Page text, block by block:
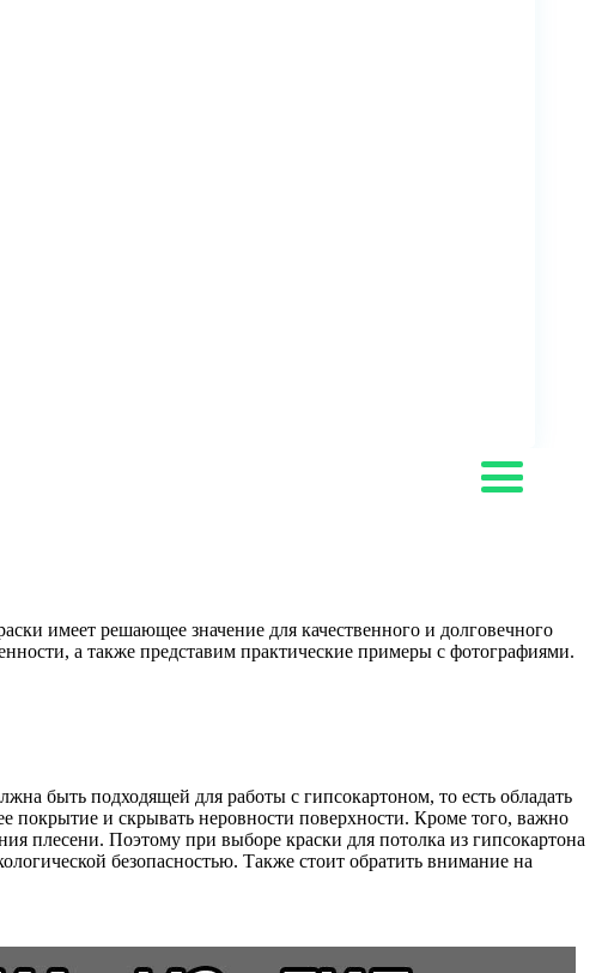
имеет решающее значение для качественного и долговечного
а также представим практические примеры с фотографиями.
быть подходящей для работы с гипсокартоном, то есть обладать
покрытие и скрывать неровности поверхности. Кроме того, важно
плесени. Поэтому при выборе краски для потолка из гипсокартона
безопасностью. Также стоит обратить внимание на